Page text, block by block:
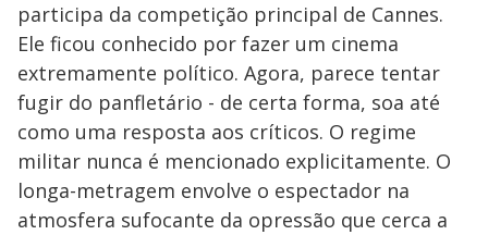
participa da competição principal de Cannes.
Ele ficou conhecido por fazer um cinema
extremamente político. Agora, parece tentar
fugir do panfletário - de certa forma, soa até
como uma resposta aos críticos. O regime
militar nunca é mencionado explicitamente. O
longa-metragem envolve o espectador na
atmosfera sufocante da opressão que cerca a